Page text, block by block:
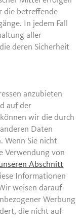
die betreffende
In jedem Fall
aller
deren Sicherheit
anzubieten
auf der
wir die durch
Daten
Wenn Sie nicht
Verwendung von
Abschnitt
Informationen
weisen darauf
Werbung
die nicht auf